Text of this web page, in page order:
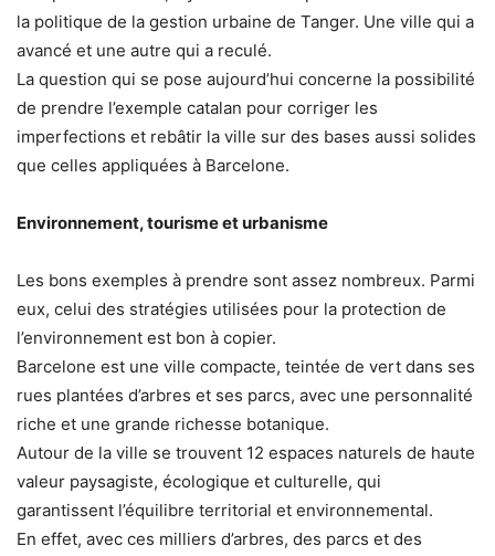
la politique de la gestion urbaine de Tanger. Une ville qui a
avancé et une autre qui a reculé.
La question qui se pose aujourd’hui concerne la possibilité
de prendre l’exemple catalan pour corriger les
imperfections et rebâtir la ville sur des bases aussi solides
que celles appliquées à Barcelone.
Environnement, tourisme et urbanisme
Les bons exemples à prendre sont assez nombreux. Parmi
eux, celui des stratégies utilisées pour la protection de
l’environnement est bon à copier.
Barcelone est une ville compacte, teintée de vert dans ses
rues plantées d’arbres et ses parcs, avec une personnalité
riche et une grande richesse botanique.
Autour de la ville se trouvent 12 espaces naturels de haute
valeur paysagiste, écologique et culturelle, qui
garantissent l’équilibre territorial et environnemental.
En effet, avec ces milliers d’arbres, des parcs et des